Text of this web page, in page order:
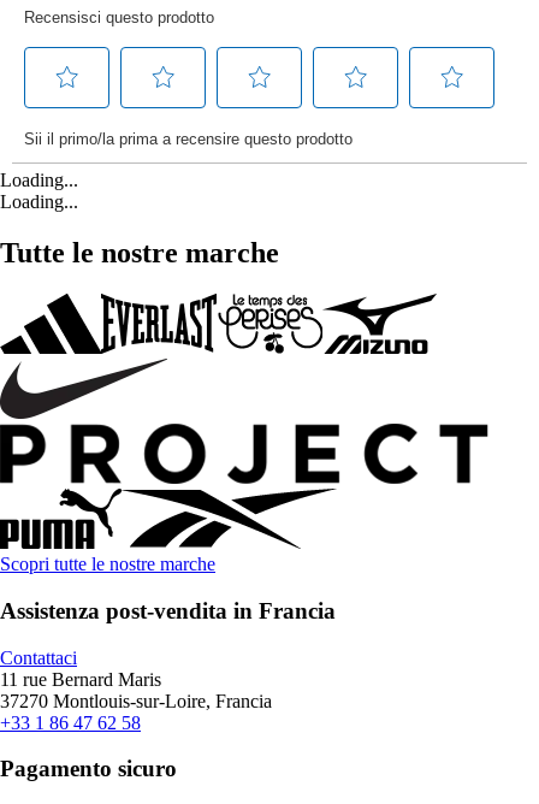
Loading...
Loading...
Tutte le nostre marche
Scopri tutte le nostre marche
Assistenza post-vendita in Francia
Contattaci
11 rue Bernard Maris
37270 Montlouis-sur-Loire, Francia
+33 1 86 47 62 58
Pagamento sicuro